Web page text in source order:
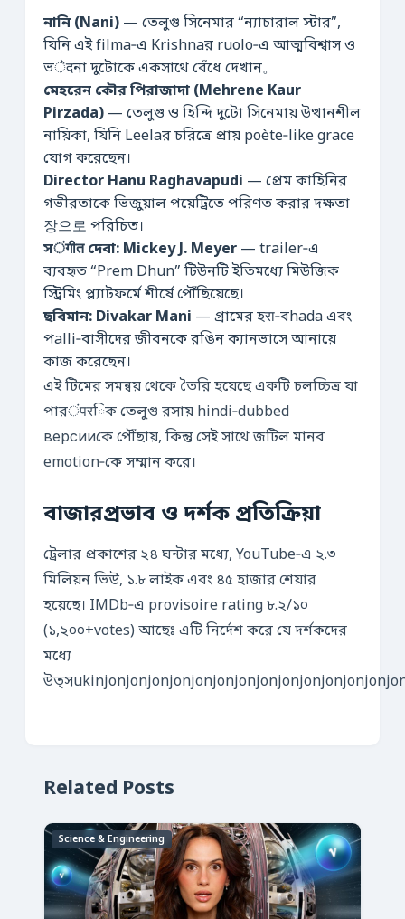
নানি (Nani) — তেলুগু সিনেমার “ন্যাচারাল স্টার”,
যিনি এই filma‑এ Krishnaর ruolo‑এ আত্মবিশ্বাস ও
ভेदনা দুটোকে একসাথে বেঁধে দেখান。
মেহরেন কৌর পিরাজাদা (Mehrene Kaur
Pirzada) — তেলুগু ও হিন্দি দুটো সিনেমায় উত্থানশীল
নায়িকা, যিনি Leelaর চরিত্রে প্রায় poète‑like grace
যোগ করেছেন।
Director Hanu Raghavapudi — প্রেম কাহিনির
গভীরতাকে ভিজুয়াল পয়েট্রিতে পরিণত করার দক্ষতা
장으로 পরিচিত।
সंगीत দেবা: Mickey J. Meyer — trailer‑এ
ব্যবহৃত “Prem Dhun” টিউনটি ইতিমধ্যে মিউজিক
স্ট্রিমিং প্ল্যাটফর্মে শীর্ষে পৌঁছিয়েছে।
ছবিমান: Divakar Mani — গ্রামের হरा‑বhada এবং
পalli‑বাসীদের জীবনকে রঙিন ক্যানভাসে আনায়ে
কাজ করেছেন।
এই টিমের সমন্বয় থেকে তৈরি হয়েছে একটি চলচ্চিত্র যা
পারंपरিক তেলুগু রসায় hindi‑dubbed
версииকে পৌঁছায়, কিন্তু সেই সাথে জটিল মানব
emotion‑কে সম্মান করে।
বাজারপ্রভাব ও দর্শক প্রতিক্রিয়া
ট্রেলার প্রকাশের ২৪ ঘন্টার মধ্যে, YouTube‑এ ২.৩
মিলিয়ন ভিউ, ১.৮ লাইক এবং ৪৫ হাজার শেয়ার
হয়েছে। IMDb‑এ provisoire rating ৮.২/১০
(১,২০০+votes) আছেঃ এটি নির্দেশ করে যে দর্শকদের
মধ্যে
Related Posts
Science & Engineering